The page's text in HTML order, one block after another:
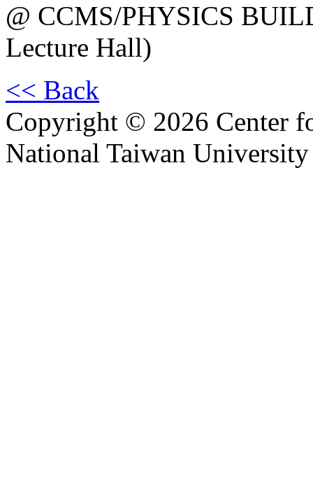
@ CCMS/PHYSICS
Lecture Hall)
<< Back
Copyright © 2026 Center
National Taiwan University